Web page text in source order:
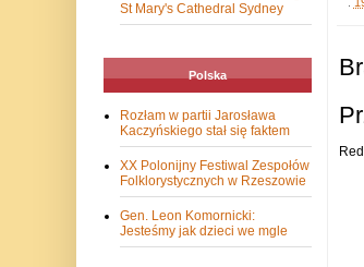
St Mary's Cathedral Sydney
Polska
Rozłam w partii Jarosława
Kaczyńskiego stał się faktem
XX Polonijny Festiwal Zespołów
Folklorystycznych w Rzeszowie
Gen. Leon Komornicki:
Jesteśmy jak dzieci we mgle